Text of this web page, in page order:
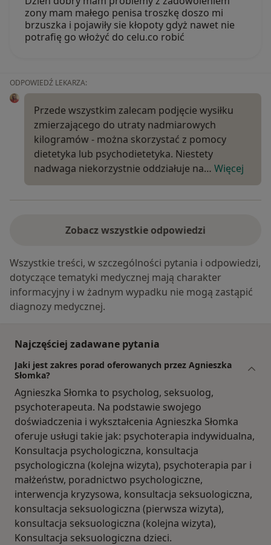
zony mam małego penisa troszkę doszo mi
brzuszka i pojawiły sie kłopoty gdyż nawet nie
potrafię go włożyć do celu.co robić
ODPOWIEDŹ LEKARZA:
Przede wszystkim zalecam podjęcie wysiłku
zmierzającego do utraty nadmiarowych
kilogramów - można skorzystać z pomocy
dietetyka lub psychodietetyka. Niestety
nadwaga niekorzystnie oddziałuje na… Więcej
Zobacz wszystkie odpowiedzi
Wszystkie treści, w szczególności pytania i odpowiedzi,
dotyczące tematyki medycznej mają charakter
informacyjny i w żadnym wypadku nie mogą zastąpić
diagnozy medycznej.
Najczęściej zadawane pytania
Jaki jest zakres porad oferowanych przez Agnieszka
Słomka?
Agnieszka Słomka to psycholog, seksuolog,
psychoterapeuta. Na podstawie swojego
doświadczenia i wykształcenia Agnieszka Słomka
oferuje usługi takie jak: psychoterapia indywidualna,
Konsultacja psychologiczna, konsultacja
psychologiczna (kolejna wizyta), psychoterapia par i
małżeństw, poradnictwo psychologiczne,
interwencja kryzysowa, konsultacja seksuologiczna,
konsultacja seksuologiczna (pierwsza wizyta),
konsultacja seksuologiczna (kolejna wizyta),
Konsultacja seksuologiczna dzieci.